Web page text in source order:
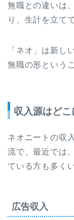
無職との違いは
り、生計を立て
「ネオ」は新し
無職の形という
収入源はどこ
ネオニートの収
流で、最近では
ている方も多く
広告収入